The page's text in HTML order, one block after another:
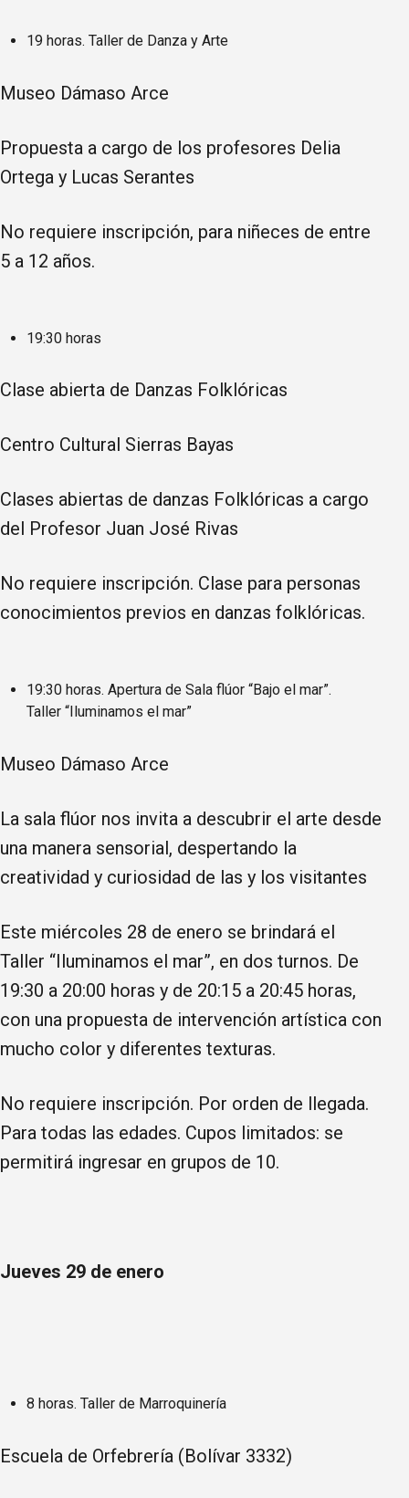
19 horas. Taller de Danza y Arte
Museo Dámaso Arce
Propuesta a cargo de los profesores Delia
Ortega y Lucas Serantes
No requiere inscripción, para niñeces de entre
5 a 12 años.
19:30 horas
Clase abierta de Danzas Folklóricas
Centro Cultural Sierras Bayas
Clases abiertas de danzas Folklóricas a cargo
del Profesor Juan José Rivas
No requiere inscripción. Clase para personas
conocimientos previos en danzas folklóricas.
19:30 horas. Apertura de Sala flúor “Bajo el mar”.
Taller “Iluminamos el mar”
Museo Dámaso Arce
La sala flúor nos invita a descubrir el arte desde
una manera sensorial, despertando la
creatividad y curiosidad de las y los visitantes
Este miércoles 28 de enero se brindará el
Taller “Iluminamos el mar”, en dos turnos. De
19:30 a 20:00 horas y de 20:15 a 20:45 horas,
con una propuesta de intervención artística con
mucho color y diferentes texturas.
No requiere inscripción. Por orden de llegada.
Para todas las edades. Cupos limitados: se
permitirá ingresar en grupos de 10.
Jueves 29 de enero
8 horas. Taller de Marroquinería
Escuela de Orfebrería (Bolívar 3332)